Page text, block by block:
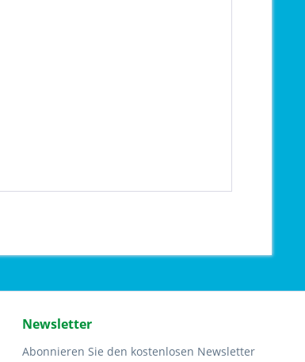
Newsletter
Abonnieren Sie den kostenlosen Newsletter